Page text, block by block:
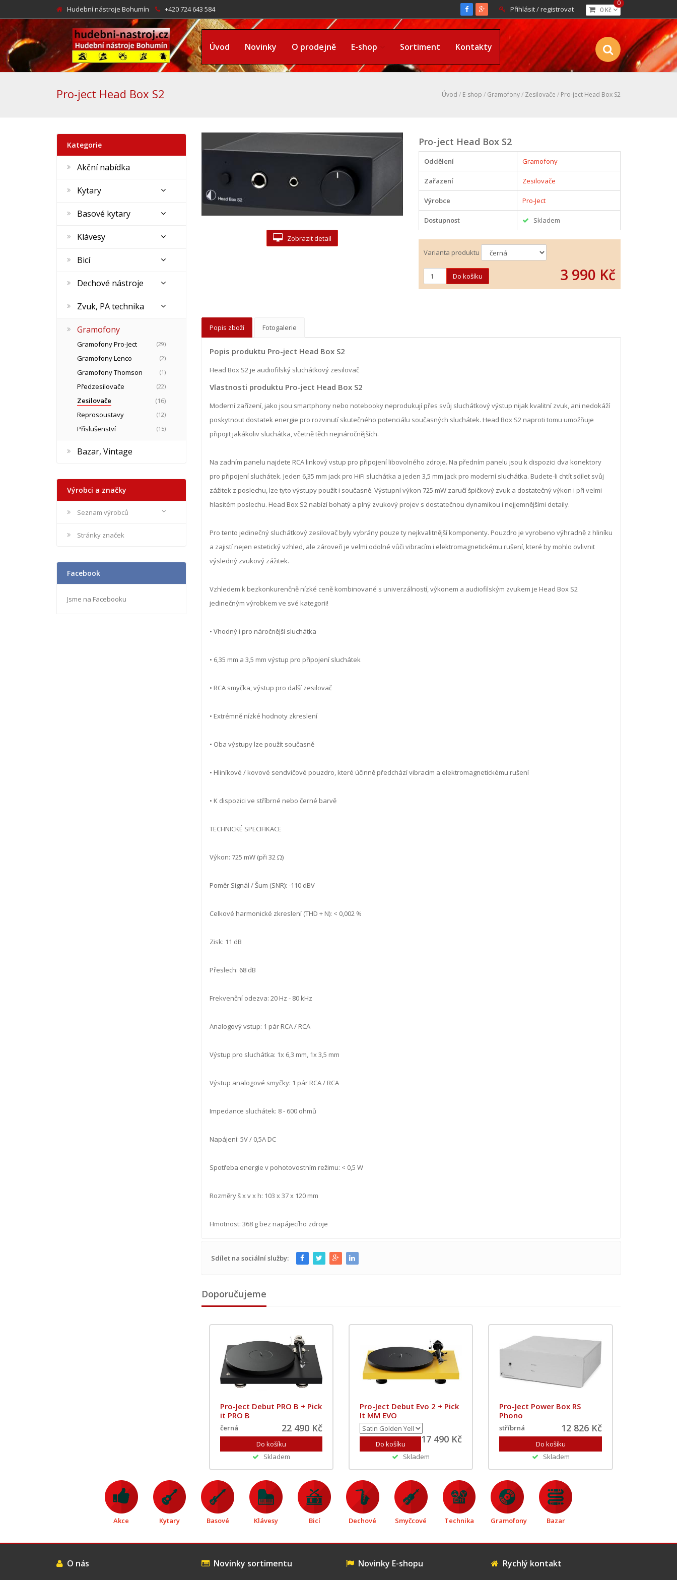
Hudební nástroje Bohumín +420 724 643 584 0 Kč
0
Přihlásit / registrovat
Úvod Novinky O prodejně E-shop Sortiment Kontakty
Pro-ject Head Box S2 Úvod / E-shop / Gramofony/ Zesilovače / Pro-ject Head Box S2
Zobrazit detail
Pro-ject Head Box S2
Oddělení Gramofony
Zařazení Zesilovače
Výrobce Pro-Ject
Dostupnost Skladem
Varianta produktu
3 990 Kč
Popis zboží Fotogalerie
Popis produktu Pro-ject Head Box S2
Head Box S2 je audiofilský sluchátkový zesilovač
Vlastnosti produktu Pro-ject Head Box S2
Moderní zařízení, jako jsou smartphony nebo notebooky neprodukují přes svůj sluchátkový výstup nijak kvalitní zvuk, ani nedokáží
poskytnout dostatek energie pro rozvinutí skutečného potenciálu současných sluchátek. Head Box S2 naproti tomu umožňuje
připojit jakákoliv sluchátka, včetně těch nejnáročnějších.
Na zadním panelu najdete RCA linkový vstup pro připojení libovolného zdroje. Na předním panelu jsou k dispozici dva konektory
pro připojení sluchátek. Jeden 6,35 mm jack pro HiFi sluchátka a jeden 3,5 mm jack pro moderní sluchátka. Budete-li chtít sdílet svůj
zážitek z poslechu, lze tyto výstupy použít i současně. Výstupní výkon 725 mW zaručí špičkový zvuk a dostatečný výkon i při velmi
hlasitém poslechu. Head Box S2 nabízí bohatý a plný zvukový projev s dostatečnou dynamikou i nejjemnějšími detaily.
Pro tento jedinečný sluchátkový zesilovač byly vybrány pouze ty nejkvalitnější komponenty. Pouzdro je vyrobeno výhradně z hliníku
a zajistí nejen estetický vzhled, ale zároveň je velmi odolné vůči vibracím i elektromagnetickému rušení, které by mohlo ovlivnit
výsledný zvukový zážitek.
Vzhledem k bezkonkurenčně nízké ceně kombinované s univerzálností, výkonem a audiofilským zvukem je Head Box S2
jedinečným výrobkem ve své kategorii!
• Vhodný i pro náročnější sluchátka
• 6,35 mm a 3,5 mm výstup pro připojení sluchátek
• RCA smyčka, výstup pro další zesilovač
• Extrémně nízké hodnoty zkreslení
• Oba výstupy lze použít současně
• Hliníkové / kovové sendvičové pouzdro, které účinně předchází vibracím a elektromagnetickému rušení
• K dispozici ve stříbrné nebo černé barvě
TECHNICKÉ SPECIFIKACE
Výkon: 725 mW (při 32 Ω)
Poměr Signál / Šum (SNR): -110 dBV
Celkové harmonické zkreslení (THD + N): < 0,002 %
Zisk: 11 dB
Přeslech: 68 dB
Frekvenční odezva: 20 Hz - 80 kHz
Analogový vstup: 1 pár RCA / RCA
Výstup pro sluchátka: 1x 6,3 mm, 1x 3,5 mm
Výstup analogové smyčky: 1 pár RCA / RCA
Impedance sluchátek: 8 - 600 ohmů
Napájení: 5V / 0,5A DC
Spotřeba energie v pohotovostním režimu: < 0,5 W
Rozměry š x v x h: 103 x 37 x 120 mm
Hmotnost: 368 g bez napájecího zdroje
Sdílet na sociální služby:
Doporučujeme
Pro-Ject Debut PRO B + Pick
it PRO B
černá 22 490 Kč
Skladem
Pro-Ject Debut Evo 2 + Pick
It MM EVO
17 490 Kč
Skladem
Pro-Ject Power Box RS
Phono
stříbrná 12 826 Kč
Skladem
Kategorie
Akční nabídka
Kytary
Basové kytary
Klávesy
Bicí
Dechové nástroje
Zvuk, PA technika
Gramofony
Gramofony Pro-Ject (29)
Gramofony Lenco (2)
Gramofony Thomson (1)
Předzesilovače (22)
Zesilovače
(16)
Reprosoustavy
(12)
Příslušenství (15)
Bazar, Vintage
Výrobci a značky
Seznam výrobců
Stránky značek
Facebook
Jsme na Facebooku
Akce Kytary Basové Klávesy Bicí Dechové Smyčcové Technika Gramofony Bazar
O nás Novinky sortimentu Novinky E-shopu Rychlý kontakt